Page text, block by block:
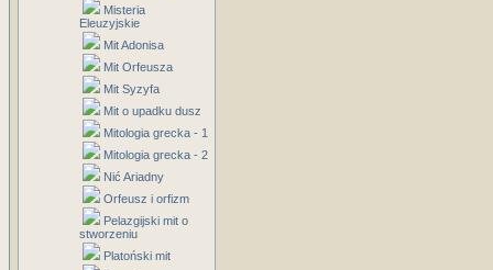
Misteria
Eleuzyjskie
Mit Adonisa
Mit Orfeusza
Mit Syzyfa
Mit o upadku dusz
Mitologia grecka - 1
Mitologia grecka - 2
Nić Ariadny
Orfeusz i orfizm
Pelazgijski mit o
stworzeniu
Platoński mit